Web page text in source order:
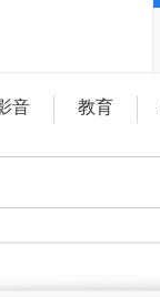
音 教育